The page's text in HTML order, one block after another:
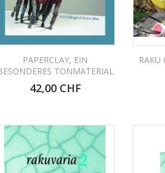
PAPERCLAY, EIN
TONMATERIAL
42,00 CHF
RAKU